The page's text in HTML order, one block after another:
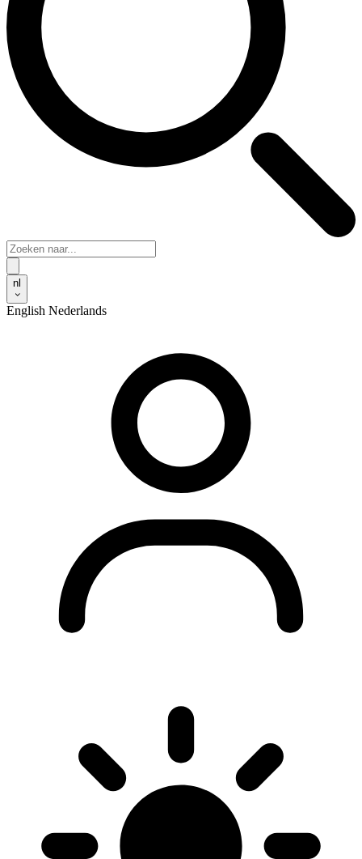
nl
English Nederlands